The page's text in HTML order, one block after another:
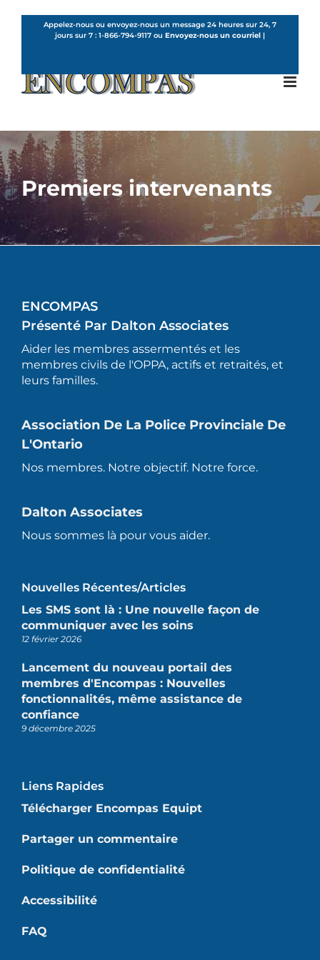
Appelez-nous ou envoyez-nous un message 24 heures sur 24, 7
jours sur 7 : 1-866-794-9117 ou Envoyez-nous un courriel |
Premiers intervenants
ENCOMPAS
Présenté Par Dalton Associates
Aider les membres assermentés et les
membres civils de l'OPPA, actifs et retraités, et
leurs familles.
Association De La Police Provinciale De
L'Ontario
Nos membres. Notre objectif. Notre force.
Dalton Associates
Nous sommes là pour vous aider.
Nouvelles Récentes/articles
Les SMS sont là : Une nouvelle façon de
communiquer avec les soins
12 février 2026
Lancement du nouveau portail des
membres d'Encompas : Nouvelles
fonctionnalités, même assistance de
confiance
9 décembre 2025
Liens Rapides
Télécharger Encompas Equipt
Partager un commentaire
Politique de confidentialité
Accessibilité
FAQ